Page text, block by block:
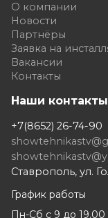
О компании
Новости
Партнёры
Заявка на
Вакансии
Контакты
Наши контакты
+7(8652) 26-74-90
Ставрополь, ул.
График работы
Пн-Сб с 9 до 19.00